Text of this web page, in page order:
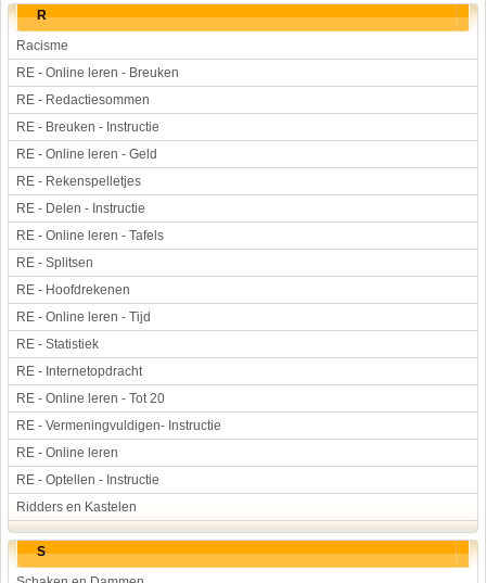
R
Racisme
RE - Online leren - Breuken
RE - Redactiesommen
RE - Breuken - Instructie
RE - Online leren - Geld
RE - Rekenspelletjes
RE - Delen - Instructie
RE - Online leren - Tafels
RE - Splitsen
RE - Hoofdrekenen
RE - Online leren - Tijd
RE - Statistiek
RE - Internetopdracht
RE - Online leren - Tot 20
RE - Vermeningvuldigen- Instructie
RE - Online leren
RE - Optellen - Instructie
Ridders en Kastelen
S